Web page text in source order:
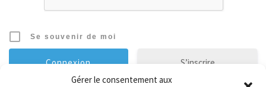
Gérer le consentement aux
Se souvenir de moi
S’inscrire